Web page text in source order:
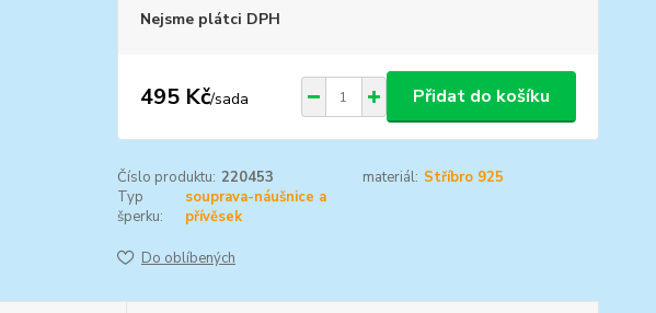
Nejsme plátci DPH
495 Kč/sada Přidat do košíku
Číslo produktu: 220453 materiál: Stříbro 925
Typ
šperku:
souprava-náušnice a
přívěsek
Do oblíbených